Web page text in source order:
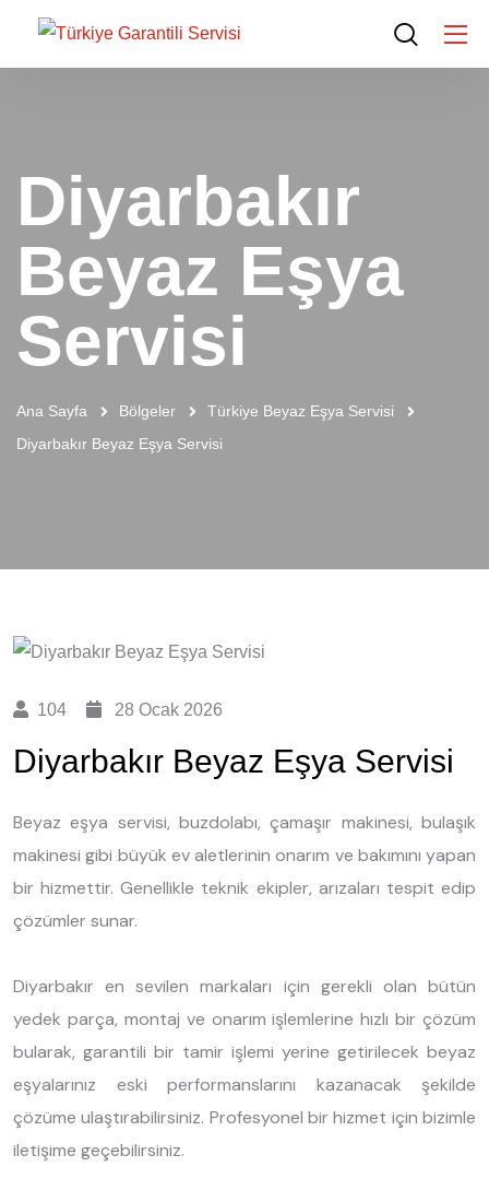
Diyarbakır
Beyaz Eşya
Servisi
Ana Sayfa Bölgeler
Türkiye Beyaz Eşya Servisi
Diyarbakır Beyaz Eşya Servisi
104 28 Ocak 2026
Diyarbakır Beyaz Eşya Servisi
Beyaz eşya servisi, buzdolabı, çamaşır makinesi, bulaşık
makinesi gibi büyük ev aletlerinin onarım ve bakımını yapan
bir hizmettir. Genellikle teknik ekipler, arızaları tespit edip
çözümler sunar.
Diyarbakır en sevilen markaları için gerekli olan bütün
yedek parça, montaj ve onarım işlemlerine hızlı bir çözüm
bularak, garantili bir tamir işlemi yerine getirilecek beyaz
eşyalarınız eski performanslarını kazanacak şekilde
çözüme ulaştırabilirsiniz. Profesyonel bir hizmet için bizimle
iletişime geçebilirsiniz.